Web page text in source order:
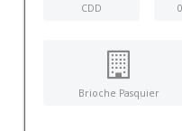
CDD
Brioche Pasquier